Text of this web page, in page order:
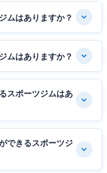
ムはありますか？
ムはありますか？
スポーツジムはあ
できるスポーツジ